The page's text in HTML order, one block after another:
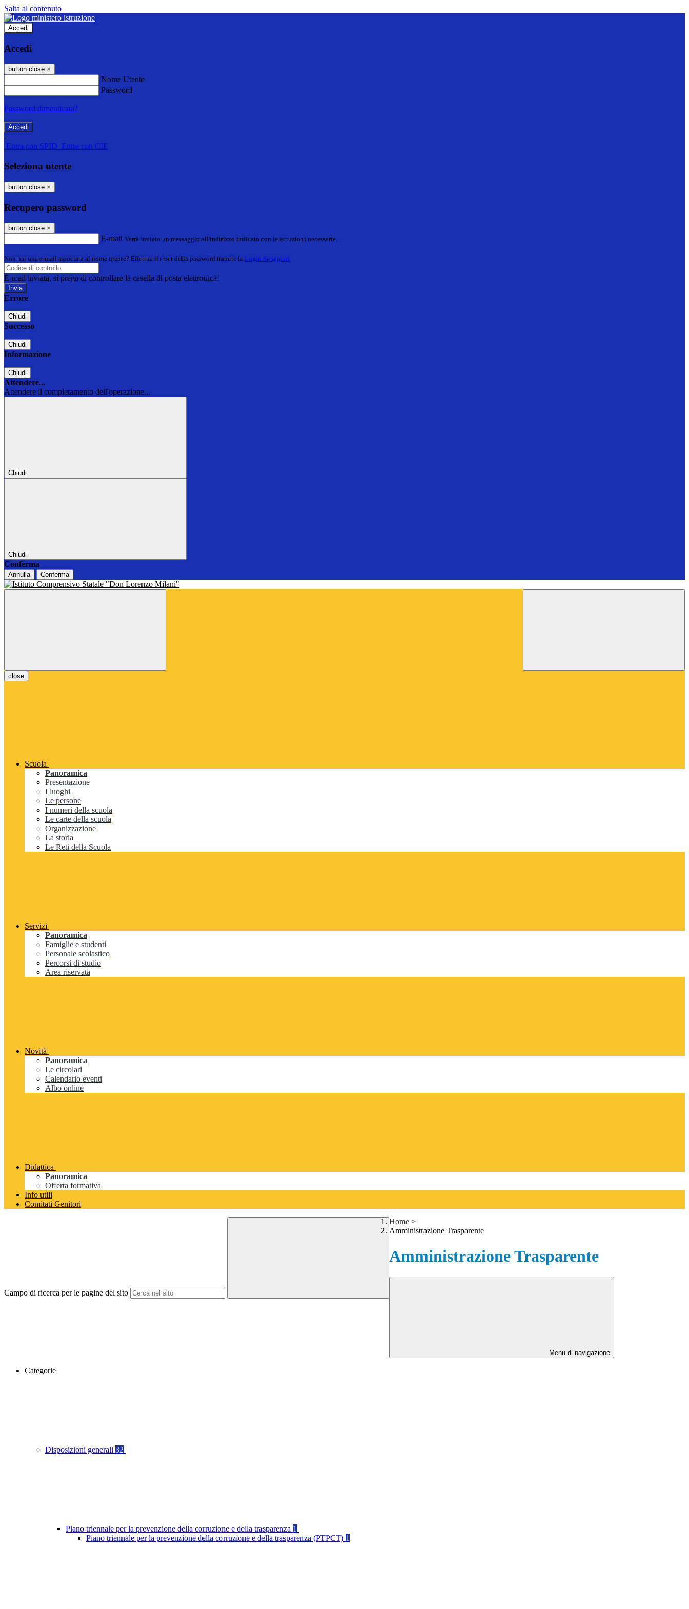
Salta al contenuto
Accedi
Accedi
button close ×
Nome Utente
Password
Password dimenticata?
-
Entra con SPID Entra con CIE
Seleziona utente
button close ×
Recupero password
button close ×
E-mail Verrà inviato un messaggio all'indirizzo indicato con le istruzioni necessarie.
Non hai una e-mail associata al nome utente? Effettua il reset della password tramite la Login Spaggiari
E-mail inviata, si prega di controllare la casella di posta elettronica!
Errore
Chiudi
Successo
Chiudi
Informazione
Chiudi
Attendere...
Attendere il completamento dell'operazione...
Chiudi
Chiudi
Conferma
Annulla Conferma
close
Scuola
Panoramica
Presentazione
I luoghi
Le persone
I numeri della scuola
Le carte della scuola
Organizzazione
La storia
Le Reti della Scuola
Servizi
Panoramica
Famiglie e studenti
Personale scolastico
Percorsi di studio
Area riservata
Novità
Panoramica
Le circolari
Calendario eventi
Albo online
Didattica
Panoramica
Offerta formativa
Info utili
Comitati Genitori
Campo di ricerca per le pagine del sito
Home >
Amministrazione Trasparente
Amministrazione Trasparente
Menu di navigazione
Categorie
Disposizioni generali 32
Piano triennale per la prevenzione della corruzione e della trasparenza 1
Piano triennale per la prevenzione della corruzione e della trasparenza (PTPCT) 1